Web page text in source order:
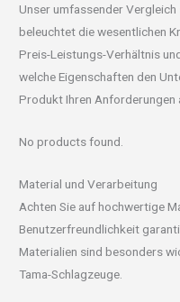
Unser umfassender
beleuchtet die wesentlichen
Preis-Leistungs-Verhältnis
welche Eigenschaften den
Produkt Ihren Anforderungen
No products found.
Material und Verarbeitung
Achten Sie auf hochwertige
Benutzerfreundlichkeit
Materialien sind besonders
Tama-Schlagzeuge.